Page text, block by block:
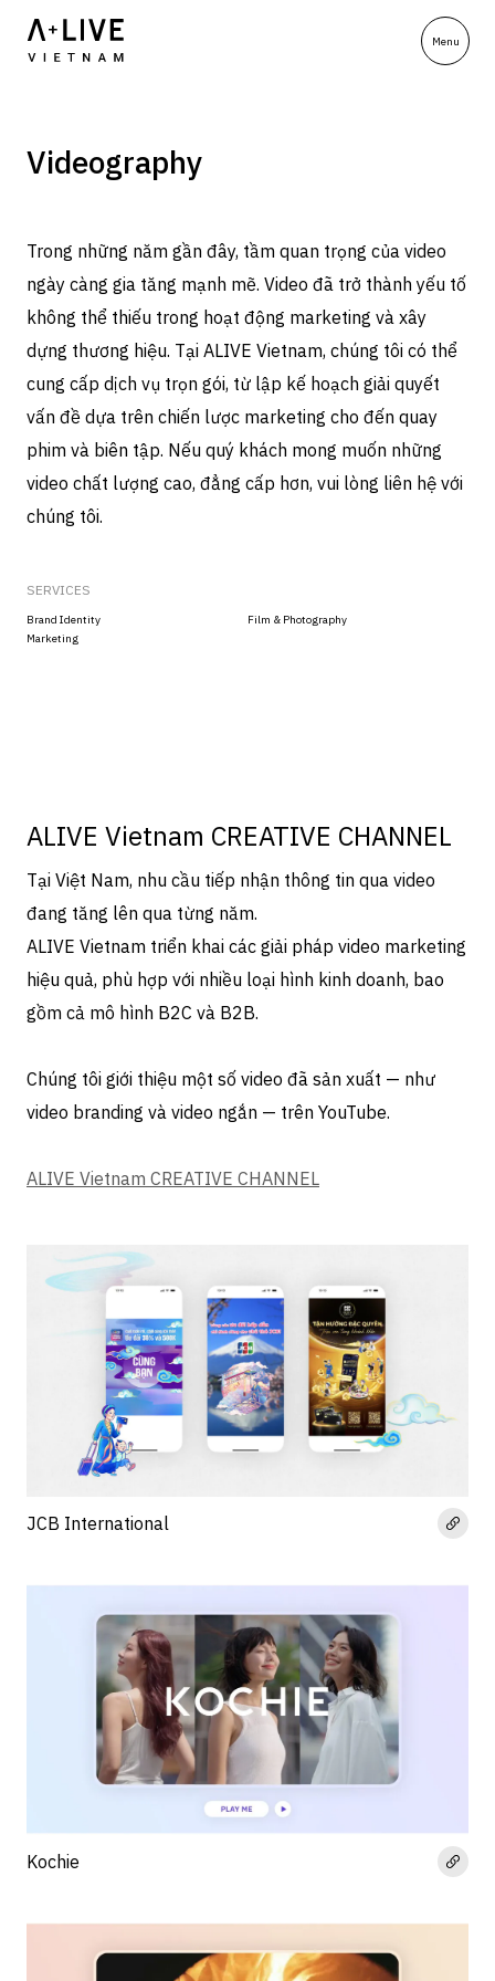
Videography
Trong những năm gần đây, tầm quan trọng của video
ngày càng gia tăng mạnh mẽ. Video đã trở thành yếu tố
không thể thiếu trong hoạt động marketing và xây
dựng thương hiệu. Tại ALIVE Vietnam, chúng tôi có thể
cung cấp dịch vụ trọn gói, từ lập kế hoạch giải quyết
vấn đề dựa trên chiến lược marketing cho đến quay
phim và biên tập. Nếu quý khách mong muốn những
video chất lượng cao, đẳng cấp hơn, vui lòng liên hệ với
chúng tôi.
SERVICES
Brand Identity
Film & Photography
Marketing
ALIVE Vietnam CREATIVE CHANNEL
Tại Việt Nam, nhu cầu tiếp nhận thông tin qua video
đang tăng lên qua từng năm.
ALIVE Vietnam triển khai các giải pháp video marketing
hiệu quả, phù hợp với nhiều loại hình kinh doanh, bao
gồm cả mô hình B2C và B2B.
Chúng tôi giới thiệu một số video đã sản xuất — như
video branding và video ngắn — trên YouTube.
ALIVE Vietnam CREATIVE CHANNEL
JCB International
Kochie